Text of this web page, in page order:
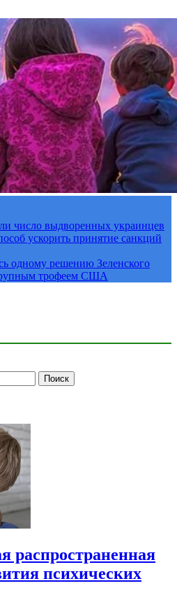
число выдворенных украинцев
ускорить принятие санкций
одному решению Зеленского
трофеем США
распространенная
психических